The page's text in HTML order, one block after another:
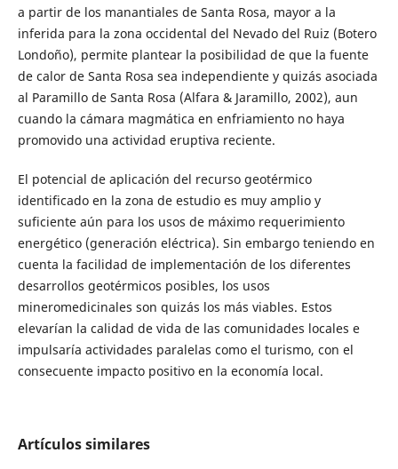
a partir de los manantiales de Santa Rosa, mayor a la
inferida para la zona occidental del Nevado del Ruiz (Botero
Londoño), permite plantear la posibilidad de que la fuente
de calor de Santa Rosa sea independiente y quizás asociada
al Paramillo de Santa Rosa (Alfara & Jaramillo, 2002), aun
cuando la cámara magmática en enfriamiento no haya
promovido una actividad eruptiva reciente.
El potencial de aplicación del recurso geotérmico
identificado en la zona de estudio es muy amplio y
suficiente aún para los usos de máximo requerimiento
energético (generación eléctrica). Sin embargo teniendo en
cuenta la facilidad de implementación de los diferentes
desarrollos geotérmicos posibles, los usos
mineromedicinales son quizás los más viables. Estos
elevarían la calidad de vida de las comunidades locales e
impulsaría actividades paralelas como el turismo, con el
consecuente impacto positivo en la economía local.
Artículos similares